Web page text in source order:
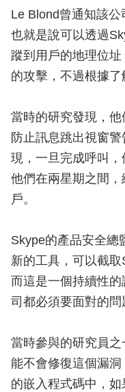
Le Blond曾通知該公
也就是說可以透過
蹤到用戶的地理位
的攻擊，不過根據了
當時的研究發現，
防止訊息跳出視窗
現，一旦完成呼叫
他們在兩星期之間
戶。
Skype的產品安全總
新的工具，可以截取
而這是一個持續性
司都必須要面對的問
當時參與的研究員
能不會修復這個漏
的嵌入程式碼中，